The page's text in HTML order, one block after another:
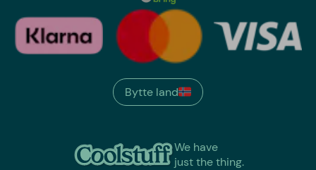
We have
just the thing.
Bytte land